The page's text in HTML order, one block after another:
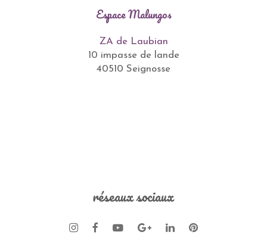
Espace Malungos
ZA de Laubian
10 impasse de lande
40510 Seignosse
réseaux sociaux